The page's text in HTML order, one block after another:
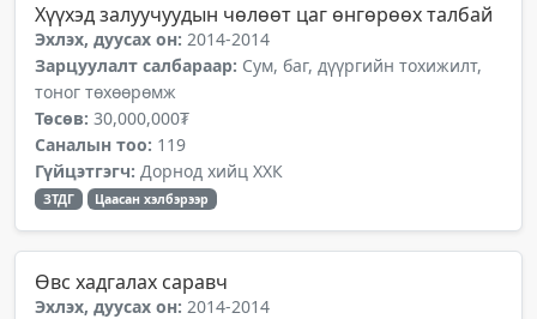
Хүүхэд залуучуудын чөлөөт цаг өнгөрөөх талбай
Эхлэх, дуусах он: 2014-2014
Зарцуулалт салбараар: Сум, баг, дүүргийн тохижилт,
тоног төхөөрөмж
Төсөв: 30,000,000₮
Саналын тоо: 119
Гүйцэтгэгч: Дорнод хийц ХХК
ЗТДГ Цаасан хэлбэрээр
Өвс хадгалах саравч
Эхлэх, дуусах он: 2014-2014